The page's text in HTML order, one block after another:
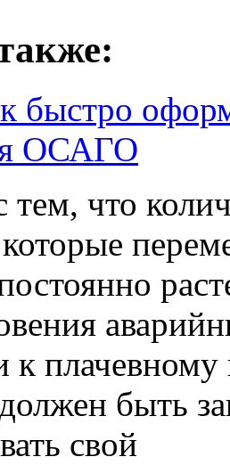
быстро
ОСАГО
тем, что
которые
к
быть
свой